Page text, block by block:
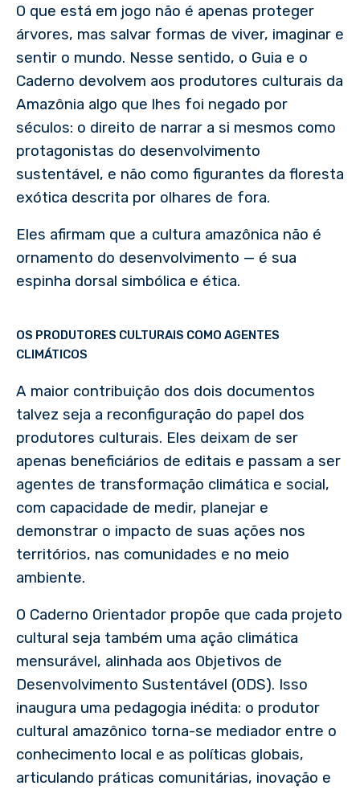
O que está em jogo não é apenas proteger
árvores, mas salvar formas de viver, imaginar e
sentir o mundo. Nesse sentido, o Guia e o
Caderno devolvem aos produtores culturais da
Amazônia algo que lhes foi negado por
séculos: o direito de narrar a si mesmos como
protagonistas do desenvolvimento
sustentável, e não como figurantes da floresta
exótica descrita por olhares de fora.
Eles afirmam que a cultura amazônica não é
ornamento do desenvolvimento — é sua
espinha dorsal simbólica e ética.
OS PRODUTORES CULTURAIS COMO AGENTES
CLIMÁTICOS
A maior contribuição dos dois documentos
talvez seja a reconfiguração do papel dos
produtores culturais. Eles deixam de ser
apenas beneficiários de editais e passam a ser
agentes de transformação climática e social,
com capacidade de medir, planejar e
demonstrar o impacto de suas ações nos
territórios, nas comunidades e no meio
ambiente.
O Caderno Orientador propõe que cada projeto
cultural seja também uma ação climática
mensurável, alinhada aos Objetivos de
Desenvolvimento Sustentável (ODS). Isso
inaugura uma pedagogia inédita: o produtor
cultural amazônico torna-se mediador entre o
conhecimento local e as políticas globais,
articulando práticas comunitárias, inovação e